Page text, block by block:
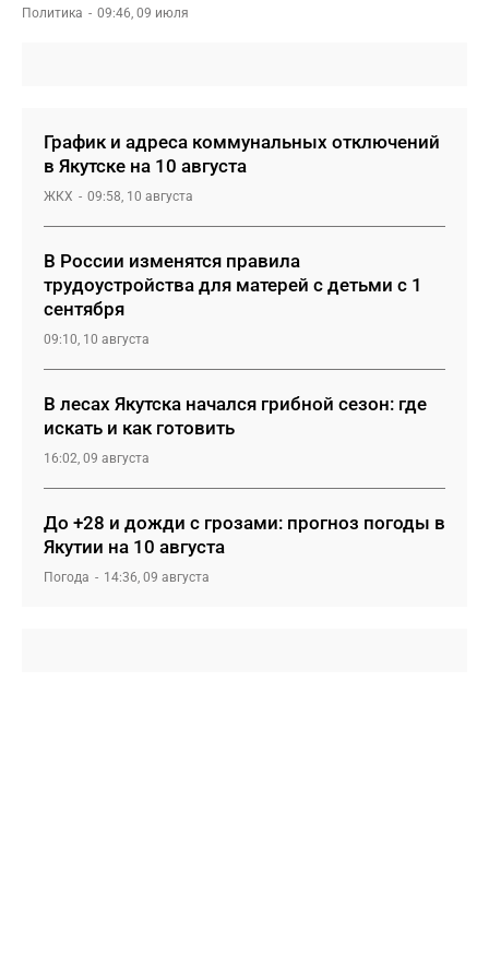
Политика 09:46, 09 июля
График и адреса коммунальных отключений
в Якутске на 10 августа
ЖКХ 09:58, 10 августа
В России изменятся правила
трудоустройства для матерей с детьми с 1
сентября
09:10, 10 августа
В лесах Якутска начался грибной сезон: где
искать и как готовить
16:02, 09 августа
До +28 и дожди с грозами: прогноз погоды в
Якутии на 10 августа
Погода 14:36, 09 августа